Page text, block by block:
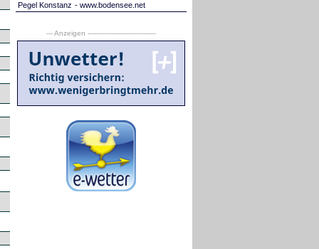
Pegel Konstanz - www.bodensee.net
--- Anzeigen --------------------------------